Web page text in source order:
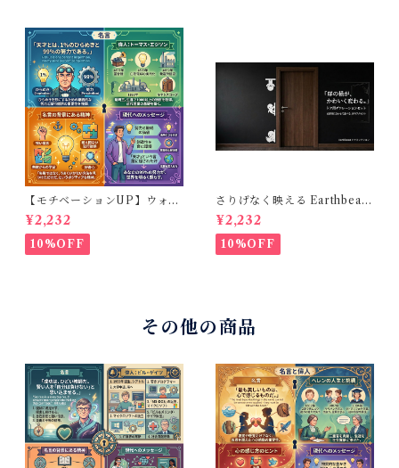
【モチベーションUP】ウォー
ルステッカー エジソン 名言 英
語 フチなし転写 モノトーン 高
級感 書斎 デスク 30×50cm
¥2,232
10%OFF
さりげなく映える Earthbeast
ドアサイドデコ 14cm前後 ウ
ォールステッカー 壁シール
¥2,232
10%OFF
その他の商品